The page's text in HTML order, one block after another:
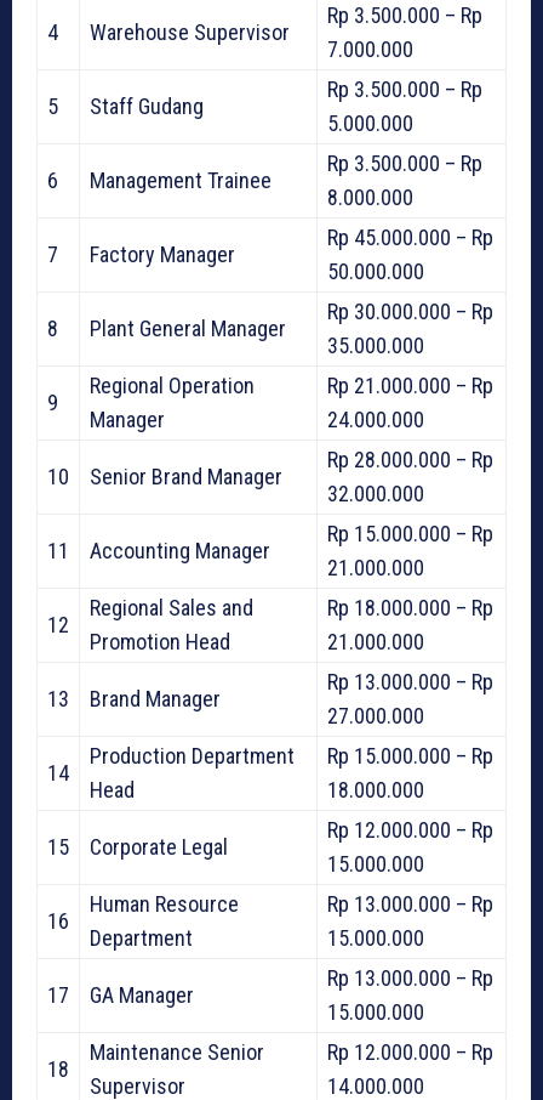
4 Warehouse Supervisor
Rp 3.500.000 – Rp
7.000.000
5 Staff Gudang
Rp 3.500.000 – Rp
5.000.000
6 Management Trainee
Rp 3.500.000 – Rp
8.000.000
7 Factory Manager
Rp 45.000.000 – Rp
50.000.000
8 Plant General Manager
Rp 30.000.000 – Rp
35.000.000
9
Regional Operation
Manager
Rp 21.000.000 – Rp
24.000.000
10 Senior Brand Manager
Rp 28.000.000 – Rp
32.000.000
11 Accounting Manager
Rp 15.000.000 – Rp
21.000.000
12
Regional Sales and
Promotion Head
Rp 18.000.000 – Rp
21.000.000
13 Brand Manager
Rp 13.000.000 – Rp
27.000.000
14
Production Department
Head
Rp 15.000.000 – Rp
18.000.000
15 Corporate Legal
Rp 12.000.000 – Rp
15.000.000
16
Human Resource
Department
Rp 13.000.000 – Rp
15.000.000
17 GA Manager
Rp 13.000.000 – Rp
15.000.000
18
Maintenance Senior
Supervisor
Rp 12.000.000 – Rp
14.000.000